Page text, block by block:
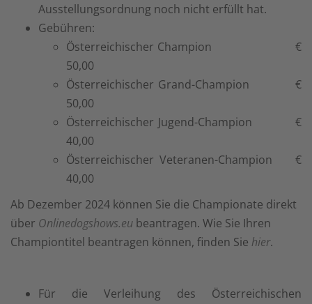
Ausstellungsordnung noch nicht erfüllt hat.
Gebühren:
Österreichischer Champion €
50,00
Österreichischer Grand-Champion €
50,00
Österreichischer Jugend-Champion €
40,00
Österreichischer Veteranen-Champion €
40,00
Ab Dezember 2024 können Sie die Championate direkt
über Onlinedogshows.eu beantragen. Wie Sie Ihren
Championtitel beantragen können, finden Sie hier.
Für die Verleihung des Österreichischen